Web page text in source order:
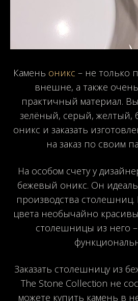
Камень оникс – не только
внешне, а также
практичный материал.
зелёный, серый, желтый,
оникс и заказать
на заказ по своим
На особом счету у
бежевый оникс. Он
производства столешниц.
цвета необычайно
столешницы из него
Заказать столешницу из
The Stone Collection не
можете купить камень в